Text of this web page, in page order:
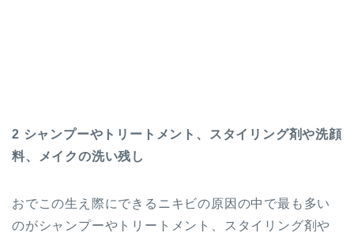
2 シャンプーやトリートメント、スタイリング剤や洗顔
料、メイクの洗い残し
おでこの生え際にできるニキビの原因の中で最も多い
のがシャンプーやトリートメント、スタイリング剤や